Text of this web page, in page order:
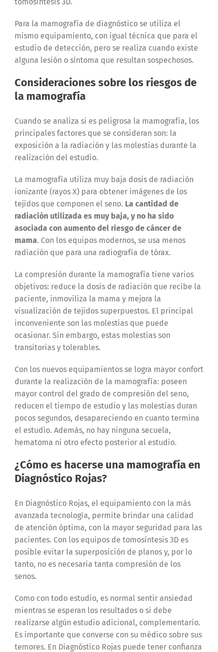
Para la mamografía de diagnóstico se utiliza el
mismo equipamiento, con igual técnica que para el
estudio de detección, pero se realiza cuando existe
alguna lesión o síntoma que resultan sospechosos.
Consideraciones sobre los riesgos de
la mamografía
Cuando se analiza si es peligrosa la mamografía, los
principales factores que se consideran son: la
exposición a la radiación y las molestias durante la
realización del estudio.
La mamografía utiliza muy baja dosis de radiación
ionizante (rayos X) para obtener imágenes de los
tejidos que componen el seno. La cantidad de
radiación utilizada es muy baja, y no ha sido
asociada con aumento del riesgo de cáncer de
mama. Con los equipos modernos, se usa menos
radiación que para una radiografía de tórax.
La compresión durante la mamografía tiene varios
objetivos: reduce la dosis de radiación que recibe la
paciente, inmoviliza la mama y mejora la
visualización de tejidos superpuestos. El principal
inconveniente son las molestias que puede
ocasionar. Sin embargo, estas molestias son
transitorias y tolerables.
Con los nuevos equipamientos se logra mayor confort
durante la realización de la mamografía: poseen
mayor control del grado de compresión del seno,
reducen el tiempo de estudio y las molestias duran
pocos segundos, desapareciendo en cuanto termina
el estudio. Además, no hay ninguna secuela,
hematoma ni otro efecto posterior al estudio.
¿Cómo es hacerse una mamografía en
Diagnóstico Rojas?
En Diagnóstico Rojas, el equipamiento con la más
avanzada tecnología, permite brindar una calidad
de atención óptima, con la mayor seguridad para las
pacientes. Con los equipos de tomosíntesis 3D es
posible evitar la superposición de planos y, por lo
tanto, no es necesaria tanta compresión de los
senos.
Como con todo estudio, es normal sentir ansiedad
mientras se esperan los resultados o si debe
realizarse algún estudio adicional, complementario.
Es importante que converse con su médico sobre sus
temores. En Diagnóstico Rojas puede tener confianza